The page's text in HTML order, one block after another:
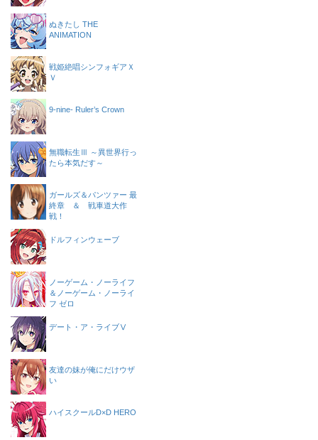
ぬきたし THE
ANIMATION
戦姫絶唱シンフォギアＸ
Ｖ
9-nine- Ruler’s Crown
無職転生Ⅲ ～異世界行っ
たら本気だす～
ガールズ＆パンツァー 最
終章 ＆ 戦車道大作
戦！
ドルフィンウェーブ
ノーゲーム・ノーライフ
＆ノーゲーム・ノーライ
フ ゼロ
デート・ア・ライブⅤ
友達の妹が俺にだけウザ
い
ハイスクールD×D HERO